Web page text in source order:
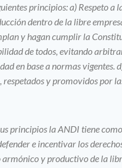
principios: a) Respeto a
dentro de la libre
y hagan cumplir la
de todos, evitando
en base a normas vigentes.
y promovidos por
principios la ANDI tiene
e incentivar los
y productivo de la